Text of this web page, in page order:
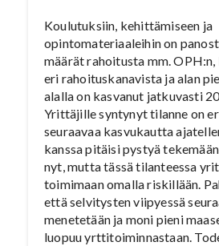
Koulutuksiin, kehittämiseen ja
opintomateriaaleihin on
määrät rahoitusta mm.
eri rahoituskanavista ja alan
alalla on kasvanut jatkuvasti
Yrittäjille syntynyt tilanne on
seuraavaa kasvukautta
kanssa pitäisi pystyä
nyt, mutta tässä tilanteessa
toimimaan omalla riskillään.
että selvitysten viipyessä
menetetään ja moni pieni
luopuu yrttitoiminnastaan.